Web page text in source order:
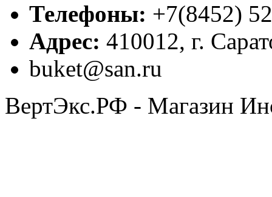
Телефоны: +7(8452)
Адрес: 410012, г.
buket@san.ru
ВертЭкс.РФ - Магазин